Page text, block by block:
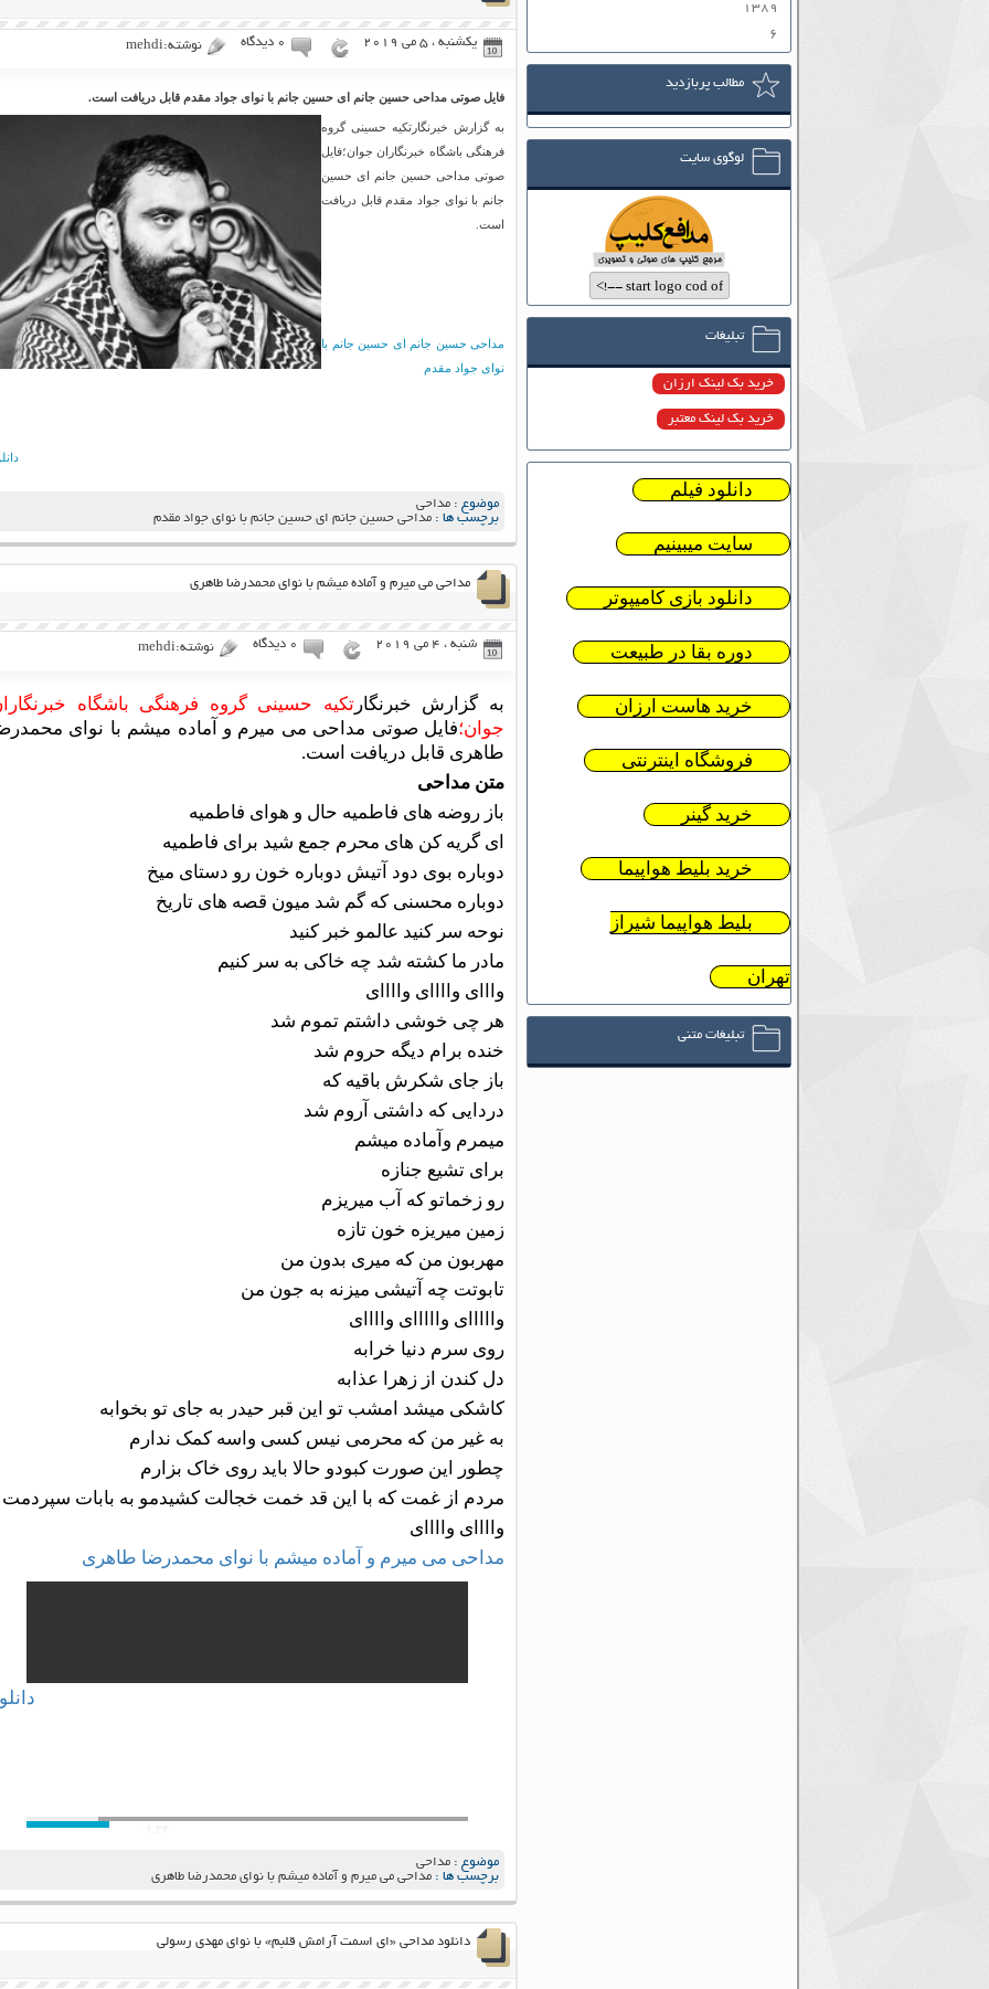
یکشنبه ، 5 می 2019 ۰ دیدگاه نوشته:mehdi
فایل صوتی مداحی حسین جانم ای حسین جانم با نوای جواد مقدم قابل دریافت است.
به گزارش خبرنگارتکیه حسینی گروه
فرهنگی باشگاه خبرنگاران جوان؛فایل
صوتی مداحی حسین جانم ای حسین
جانم با نوای جواد مقدم قابل دریافت
است.
مداحی حسین جانم ای حسین جانم با
نوای جواد مقدم
موضوع : مداحی
برچسب ها : مداحی حسین جانم ای حسین جانم با نوای جواد مقدم
مداحی می میرم و آماده میشم با نوای محمدرضا طاهری
شنبه ، 4 می 2019 ۰ دیدگاه نوشته:mehdi
به گزارش خبرنگارتکیه حسینی گروه فرهنگی باشگاه
جوان؛فایل صوتی مداحی می میرم و آماده میشم با نوای
طاهری قابل دریافت است.
متن مداحی
باز روضه های فاطمیه حال و هوای فاطمیه
ای گریه کن های محرم جمع شید برای فاطمیه
دوباره بوی دود آتیش دوباره خون رو دستای میخ
دوباره محسنی که گم شد میون قصه های تاریخ
نوحه سر کنید عالمو خبر کنید
مادر ما کشته شد چه خاکی به سر کنیم
وااای واااای واااای
هر چی خوشی داشتم تموم شد
خنده برام دیگه حروم شد
باز جای شکرش باقیه که
دردایی که داشتی آروم شد
میمرم وآماده میشم
برای تشیع جنازه
رو زخماتو که آب میریزم
زمین میریزه خون تازه
مهربون من که میری بدون من
تابوتت چه آتیشی میزنه به جون من
وااااای وااااای واااای
روی سرم دنیا خرابه
دل کندن از زهرا عذابه
کاشکی میشد امشب تو این قبر حیدر به جای تو بخوابه
به غیر من که محرمی نیس کسی واسه کمک ندارم
چطور این صورت کبودو حالا باید روی خاک بزارم
مردم از غمت که با این قد خمت خجالت کشیدمو به بابات سپردمت
واااای واااای
مداحی می میرم و آماده میشم با نوای محمدرضا طاهری
موضوع : مداحی
برچسب ها : مداحی می میرم و آماده میشم با نوای محمدرضا طاهری
دانلود مداحی «ای اسمت آرامش قلبم» با نوای مهدی رسولی
۱۳۸۹
۶
مطالب پربازدید
لوگوی سایت
تبلیغات
خرید بک لینک ارزان
خرید بک لینک معتبر
دانلود فیلم
سایت میبینیم
دانلود بازی کامیپوتر
دوره بقا در طبیعت
خرید هاست ارزان
فروشگاه اینترنتی
خرید گینر
خرید بلیط هواپیما
بلیط هواپیما شیراز
تهران
تبلیغات متنی